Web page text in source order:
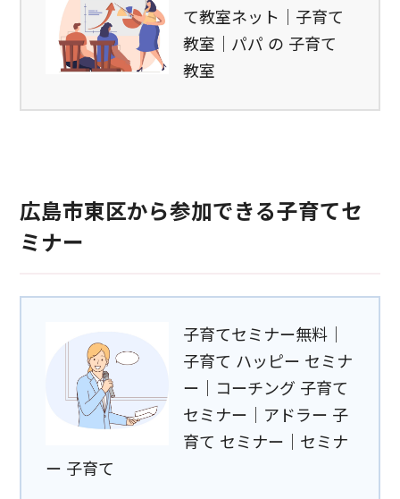
て教室ネット｜子育て
教室｜パパ の 子育て
教室
広島市東区から参加できる子育てセ
ミナー
子育てセミナー無料｜
子育て ハッピー セミナ
ー｜コーチング 子育て
セミナー｜アドラー 子
育て セミナー｜セミナ
ー 子育て